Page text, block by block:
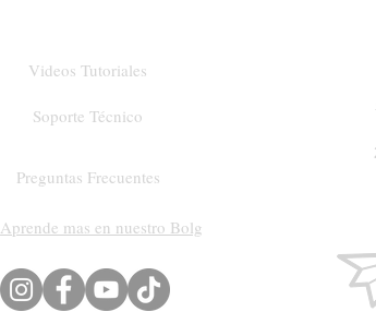
Soporte Técnico
Videos Tutoriales
Preguntas Frecuentes
Aprende mas en nuestro Bolg